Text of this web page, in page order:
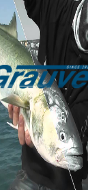
Markası Olup Avrupa
ile üretilen
Koruyan Modellerimiz
,Sağlam ve Ergonomik
Sitemizden
Ürünler Video